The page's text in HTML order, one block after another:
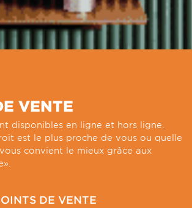
VENTE
disponibles en ligne et hors ligne.
est le plus proche de vous ou quelle
convient le mieux grâce aux
DE VENTE